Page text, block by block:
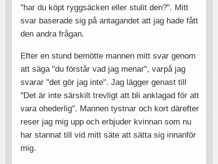
"har du köpt ryggsäcken eller stulit den?". Mitt
svar baserade sig på antagandet att jag hade fått
den andra frågan.
Efter en stund bemötte mannen mitt svar genom
att säga "du förstår vad jag menar", varpå jag
svarar "det gör jag inte". Jag lägger genast till
"Det är inte särskilt trevligt att bli anklagad för att
vara ohederlig". Mannen tystnar och kort därefter
reser jag mig upp och erbjuder kvinnan som nu
har stannat till vid mitt säte att sätta sig innanför
mig.